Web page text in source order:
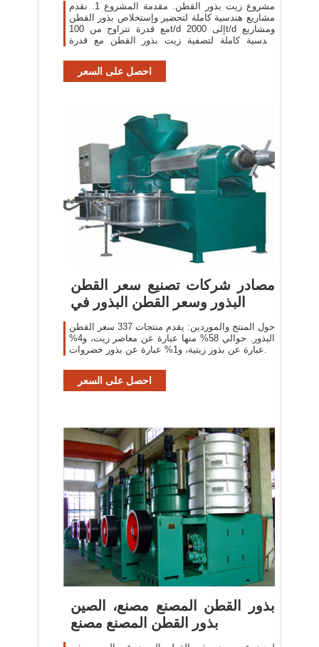
مشروع زيت بذور القطن. مقدمة المشروع 1. نقدم
مشاريع هندسية كاملة لتحضير وإستخلاص بذور القطن
مع قدرة تتراوح من 100t/d إلى 2000t/d ومشاريع
هندسية كاملة لتصفية زيت بذور القطن مع قدرة
احصل على السعر
مصادر شركات تصنيع سعر القطن
البذور وسعر القطن البذور في
حول المنتج والموردين: يقدم منتجات 337 سعر القطن
البذور. حوالي 58% منها عبارة عن معاصر زيت، و4%
عبارة عن بذور زيتية، و1% عبارة عن بذور خضروات.
احصل على السعر
بذور القطن المصنع مصنع، الصين
بذور القطن المصنع مصنع